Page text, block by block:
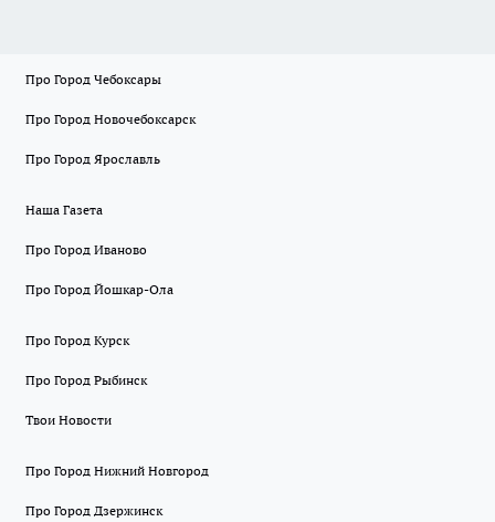
Про Город Чебоксары
Про Город Новочебоксарск
Про Город Ярославль
Наша Газета
Про Город Иваново
Про Город Йошкар-Ола
Про Город Курск
Про Город Рыбинск
Твои Новости
Про Город Нижний Новгород
Про Город Дзержинск